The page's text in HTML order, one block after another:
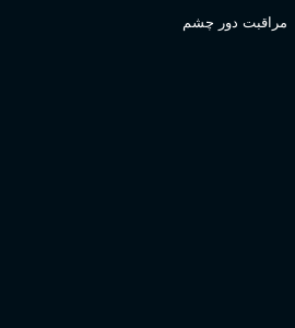
مراقبت دور چشم